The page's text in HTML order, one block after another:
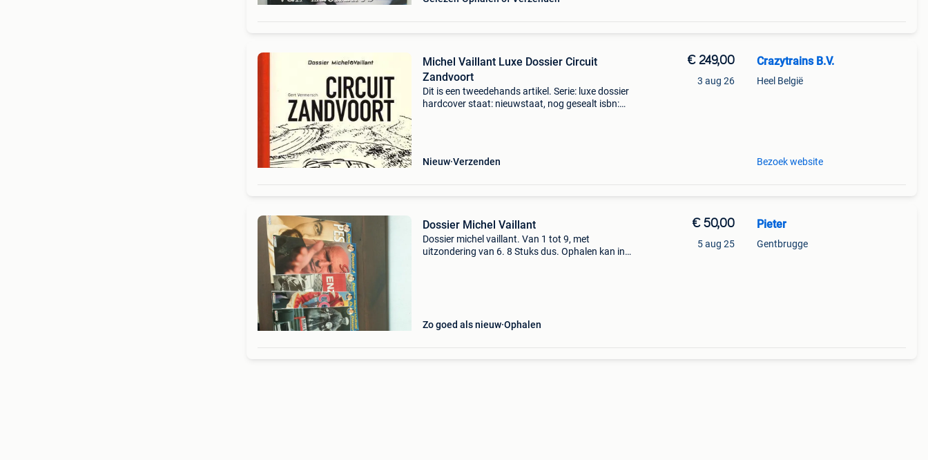
Michel Vaillant Luxe Dossier Circuit
Zandvoort
Dit is een tweedehands artikel. Serie: luxe dossier
hardcover staat: nieuwstaat, nog gesealt isbn:
Nieuw Verzenden
€ 249,00
3 aug 26
Crazytrains B.V.
Heel België
Bezoek website
Dossier Michel Vaillant
Dossier michel vaillant. Van 1 tot 9, met
uitzondering van 6. 8 Stuks dus. Ophalen kan in
Zo goed als nieuw Ophalen
€ 50,00
5 aug 25
Pieter
Gentbrugge